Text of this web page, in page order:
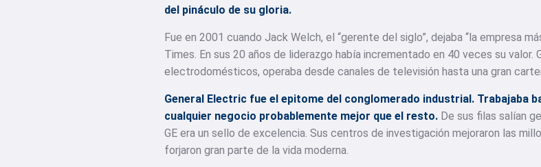
del pináculo de su gloria.
Fue en 2001 cuando Jack Welch, el “gerente del siglo”, dejaba “la empresa
Times. En sus 20 años de liderazgo había incrementado en 40 veces su valor.
electrodomésticos, operaba desde canales de televisión hasta una gran
General Electric fue el epitome del conglomerado industrial. Trabajaba
cualquier negocio probablemente mejor que el resto. De sus filas salían
GE era un sello de excelencia. Sus centros de investigación mejoraron las
forjaron gran parte de la vida moderna.